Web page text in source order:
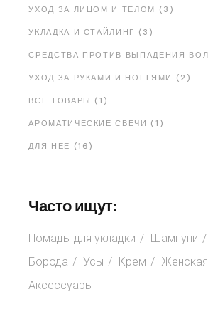
УХОД ЗА ЛИЦОМ И ТЕЛОМ (3)
УКЛАДКА И СТАЙЛИНГ (3)
СРЕДСТВА ПРОТИВ ВЫПАДЕНИЯ
УХОД ЗА РУКАМИ И НОГТЯМИ (2)
ВСЕ ТОВАРЫ (1)
АРОМАТИЧЕСКИЕ СВЕЧИ (1)
ДЛЯ НЕЕ (16)
Часто ищут:
Помады для укладки Шампуни
Борода
Усы Крем
Аксессуары